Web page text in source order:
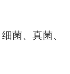
菌、真菌、